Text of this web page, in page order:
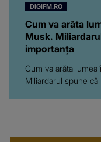
DIGIFM.RO
Cum va arăta
Musk.
importanța
Cum va arăta
Miliardarul spune